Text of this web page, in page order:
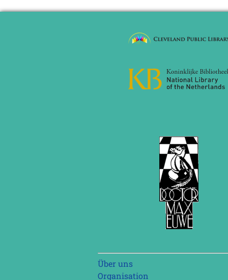
Navigation
überspringen
Über uns
Organisation